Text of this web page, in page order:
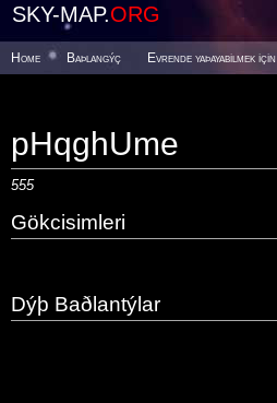
SKY-MAP.ORG
Home Baþlangýç Evrende yaþayabilmek için
pHqghUme
555
Gökcisimleri
Dýþ Baðlantýlar